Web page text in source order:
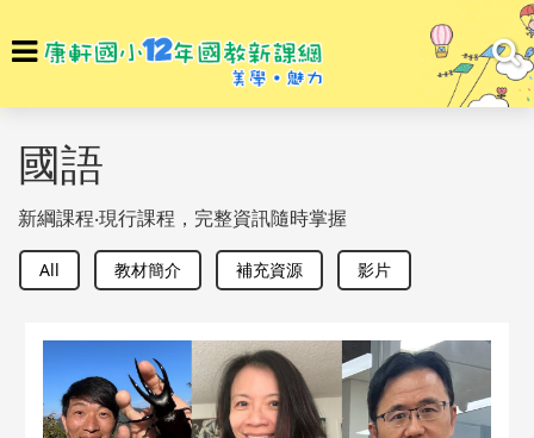
選
國語
新綱課程‧現行課程，完整資訊隨時掌握
All 教材簡介 補充資源 影片